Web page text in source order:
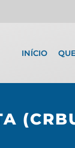
INÍCIO